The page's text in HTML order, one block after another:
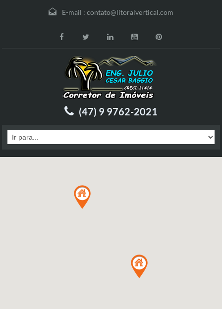
E-mail : contato@litoralvertical.com
(47) 9 9762-2021